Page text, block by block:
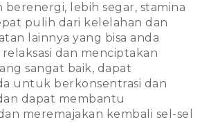
lebih segar, stamina
pulih dari kelelahan dan
lainnya yang bisa anda
dan menciptakan
sangat baik, dapat
untuk berkonsentrasi dan
dapat membantu
meremajakan kembali sel-sel